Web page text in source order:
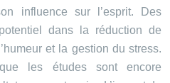
influence sur l’esprit. Des
dans la réduction de
et la gestion du stress.
les études sont encore